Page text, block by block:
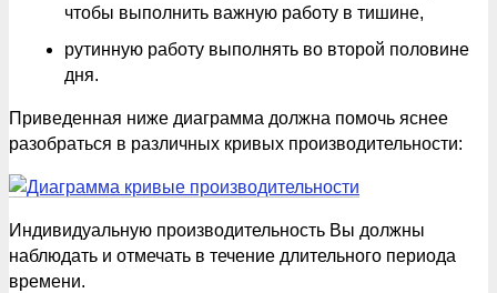
чтобы выполнить важную работу в тишине,
рутинную работу выполнять во второй половине
дня.
Приведенная ниже диаграмма должна помочь яснее
разобраться в различных кривых производительности:
Индивидуальную производительность Вы должны
наблюдать и отмечать в течение длительного периода
времени.